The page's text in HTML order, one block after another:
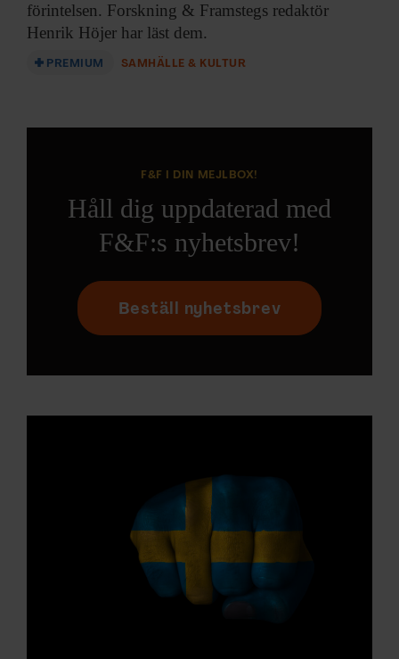
förintelsen. Forskning & Framstegs redaktör
Henrik Höjer har läst dem.
PREMIUM SAMHÄLLE & KULTUR
F&F I DIN MEJLBOX!
Håll dig uppdaterad med
F&F:s nyhetsbrev!
Beställ nyhetsbrev